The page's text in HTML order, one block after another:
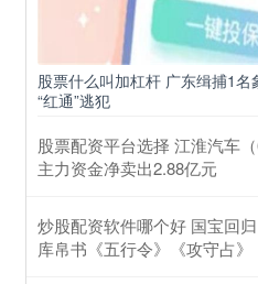
股票什么叫加杠杆 广东缉捕1名
“红通”逃犯
股票配资平台选择 江淮汽车
主力资金净卖出2.88亿元
炒股配资软件哪个好 国宝回
库帛书《五行令》《攻守占》